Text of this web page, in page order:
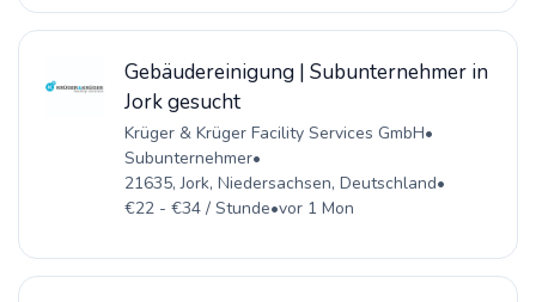
Gebäudereinigung | Subunternehmer in
Jork gesucht
Krüger & Krüger Facility Services GmbH•
Subunternehmer•
21635, Jork, Niedersachsen, Deutschland•
€22 - €34 / Stunde•vor 1 Mon